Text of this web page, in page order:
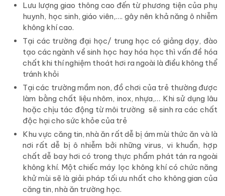
Lưu lượng giao thông cao đến từ phương tiện của phụ
huynh, học sinh, giáo viên,…. gây nên khả năng ô nhiễm
không khí cao.
Tại các trường đại học/ trung học có giảng dạy, đào
tạo các ngành về sinh học hay hóa học thì vấn đề hóa
chất khi thí nghiệm thoát hơi ra ngoài là điều không thể
tránh khỏi
Tại các trường mầm non, đồ chơi của trẻ thường được
làm bằng chất liệu nhôm, inox, nhựa,… Khi sử dụng lâu
hoặc chịu tác động từ môi trường sẽ sinh ra các chất
độc hại cho sức khỏe của trẻ
Khu vực căng tin, nhà ăn rất dễ bị ám mùi thức ăn và là
nơi rất dễ bị ô nhiễm bởi những virus, vi khuẩn, hợp
chất dễ bay hơi có trong thực phẩm phát tán ra ngoài
không khí. Một chiếc máy lọc không khí có chức năng
khử mùi sẽ là giải pháp tối ưu nhất cho không gian của
căng tin, nhà ăn trường học.